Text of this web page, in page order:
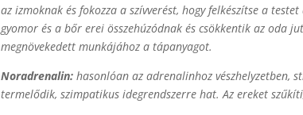
az izmoknak és fokozza a szívverést, hogy felkészítse a
gyomor és a bőr erei összehúzódnak és csökkentik az oda
megnövekedett munkájához a tápanyagot.
Noradrenalin:hasonlóan az adrenalinhoz vészhelyzetben,
termelődik, szimpatikus idegrendszerre hat. Az ereket